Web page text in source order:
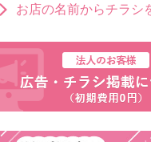
お店の名前からチラシ